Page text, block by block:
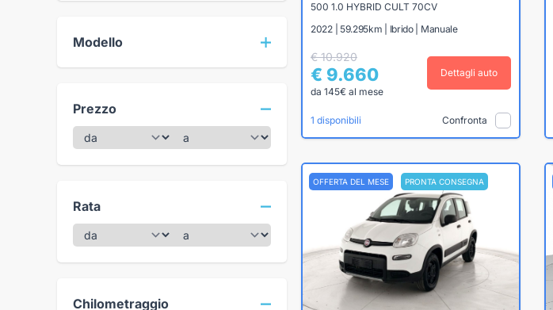
Modello
Prezzo
Rata
Chilometraggio
500 1.0 HYBRID CULT 70CV
2022 | 59.295km | Ibrido | Manuale
€ 10.920
€ 9.660
da 145€ al mese
Dettagli auto
1 disponibili Confronta
OFFERTA DEL MESE PRONTA CONSEGNA